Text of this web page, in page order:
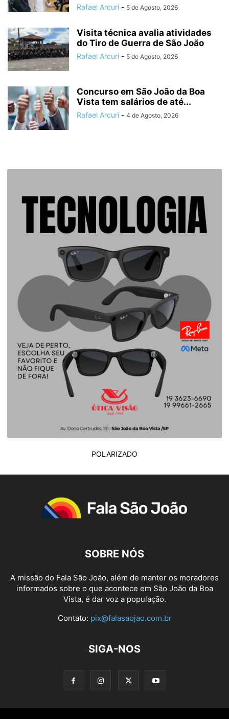
Rafael Arcuri - 5 de Agosto, 2026
Visita técnica avalia atividades
do Tiro de Guerra de São João
Rafael Arcuri - 5 de Agosto, 2026
Concurso em São João da Boa
Vista tem salários de até...
Rafael Arcuri - 4 de Agosto, 2026
POLARIZADO
SOBRE NÓS
A missão do Fala São João, além de manter os moradores
informados sobre o que acontece em São João da Boa
Vista, é dar voz a população.
Contato: pix@falasaojao.com.br
SIGA-NOS